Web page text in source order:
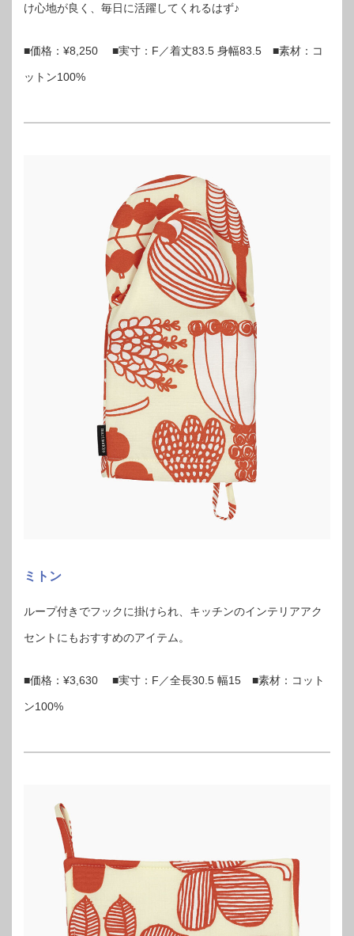
け心地が良く、毎日に活躍してくれるはず♪
■価格：¥8,250 ■実寸：F／着丈83.5 身幅83.5 ■素材：コ
ットン100%
ミトン
ループ付きでフックに掛けられ、キッチンのインテリアアク
セントにもおすすめのアイテム。
■価格：¥3,630 ■実寸：F／全長30.5 幅15 ■素材：コット
ン100%